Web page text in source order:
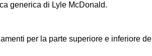
generica di Lyle McDonald.
per la parte superiore e inferiore del